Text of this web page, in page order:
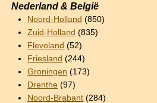
Nederland & België
Noord-Holland (850)
Zuid-Holland (835)
Flevoland (52)
Friesland (244)
Groningen (173)
Drenthe (97)
Noord-Brabant (284)